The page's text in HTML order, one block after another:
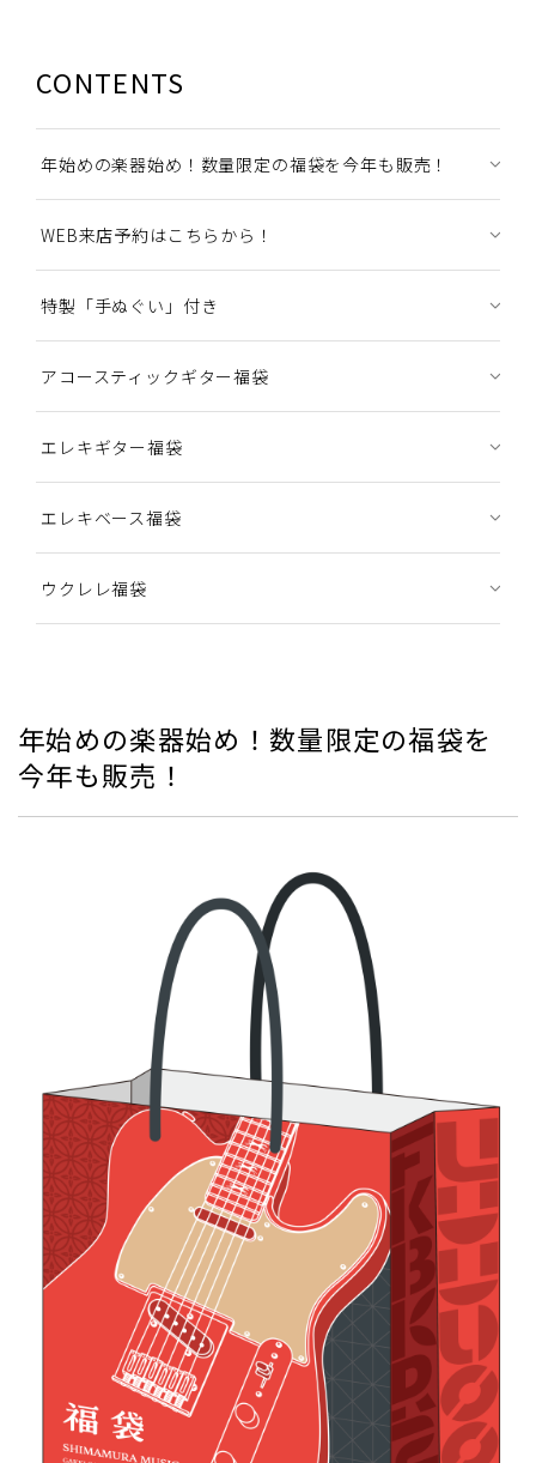
CONTENTS
年始めの楽器始め！数量限定の福袋を今年も販売！
WEB来店予約はこちらから！
特製「手ぬぐい」付き
アコースティックギター福袋
エレキギター福袋
エレキベース福袋
ウクレレ福袋
年始めの楽器始め！数量限定の福袋を
今年も販売！